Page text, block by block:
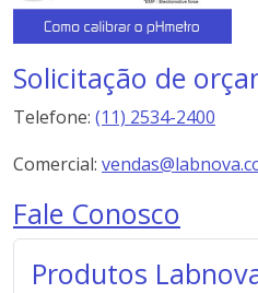
Solicitação de
Telefone: (11) 2534-2400
Comercial:
Fale Conosco
Produtos